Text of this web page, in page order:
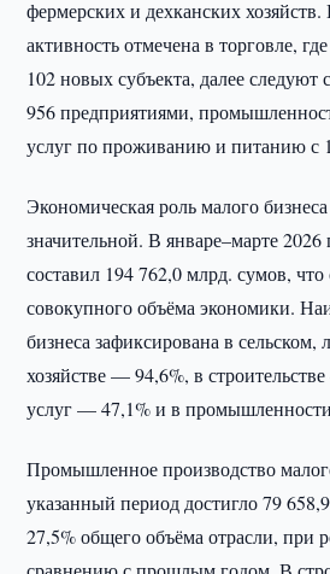
фермерских и дехканских
активность отмечена в торговле,
102 новых субъекта, далее следуют
956 предприятиями,
услуг по проживанию и питанию с
Экономическая роль малого бизнеса
значительной. В январе–марте
составил 194 762,0 млрд. сумов, что
совокупного объёма экономики.
бизнеса зафиксирована в
хозяйстве — 94,6%, в
услуг — 47,1% и в
Промышленное производство
указанный период достигло 79
27,5% общего объёма отрасли, при